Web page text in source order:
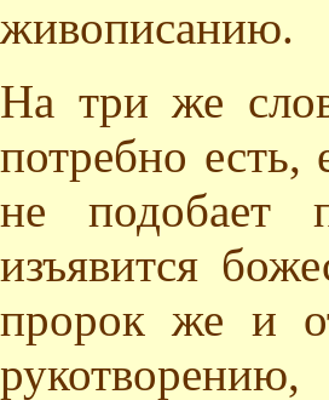
живописанию.
На три же
потребно
не подобает
изъявится
пророк же и